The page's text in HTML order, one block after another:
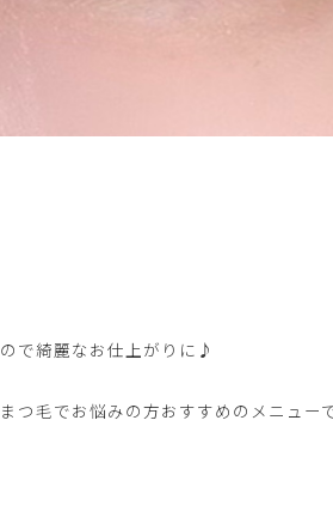
で綺麗なお仕上がりに♪
つ毛でお悩みの方おすすめのメニュー